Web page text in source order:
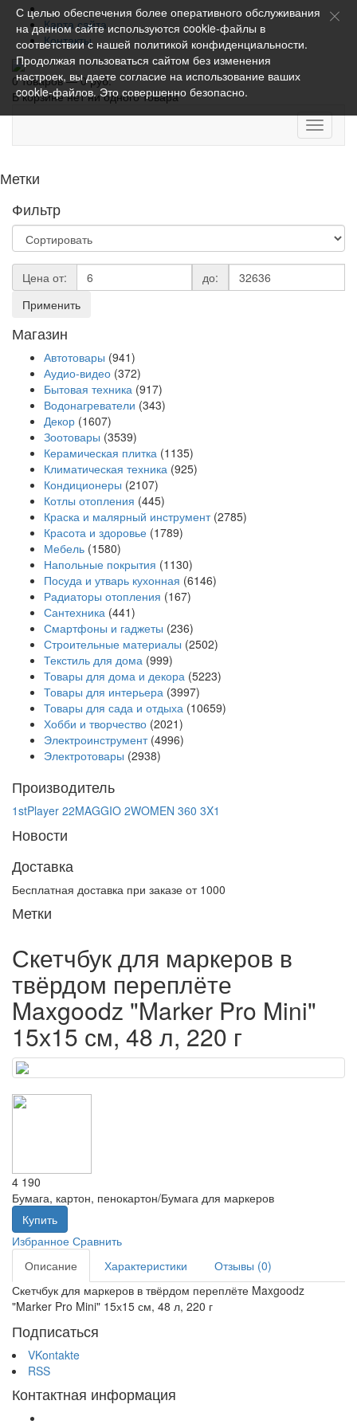
Карта сайта
Контакты
0 товаров — 0 руб.
В корзине нет ни одного товара
Toggle
Метки
Фильтр
Цена от:
до:
Применить
Магазин
Автотовары (941)
Аудио-видео (372)
Бытовая техника (917)
Водонагреватели (343)
Декор (1607)
Зоотовары (3539)
Керамическая плитка (1135)
Климатическая техника (925)
Кондиционеры (2107)
Котлы отопления (445)
Краска и малярный инструмент (2785)
Красота и здоровье (1789)
Мебель (1580)
Напольные покрытия (1130)
Посуда и утварь кухонная (6146)
Радиаторы отопления (167)
Сантехника (441)
Смартфоны и гаджеты (236)
Строительные материалы (2502)
Текстиль для дома (999)
Товары для дома и декора (5223)
Товары для интерьера (3997)
Товары для сада и отдыха (10659)
Хобби и творчество (2021)
Электроинструмент (4996)
Электротовары (2938)
Производитель
1stPlayer 22MAGGIO 2WOMEN 360 3X1
Новости
Доставка
Бесплатная доставка при заказе от 1000
Метки
Скетчбук для маркеров в
твёрдом переплёте
Maxgoodz "Marker Pro Mini"
15х15 см, 48 л, 220 г
4 190
Бумага, картон, пенокартон/Бумага для маркеров
Купить
Избранное Сравнить
Описание
Характеристики
Отзывы (0)
Скетчбук для маркеров в твёрдом переплёте Maxgoodz
"Marker Pro Mini" 15х15 см, 48 л, 220 г
Подписаться
VKontakte
RSS
Контактная информация
С целью обеспечения более оперативного обслуживания
на данном сайте используются cookie-файлы в
соответствии с нашей политикой конфиденциальности.
Продолжая пользоваться сайтом без изменения
настроек, вы даете согласие на использование ваших
cookie-файлов. Это совершенно безопасно.